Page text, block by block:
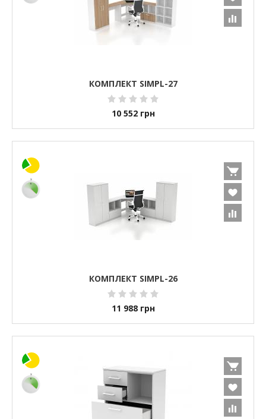
КОМПЛЕКТ SIMPL-27
10 552 грн
КОМПЛЕКТ SIMPL-26
11 988 грн